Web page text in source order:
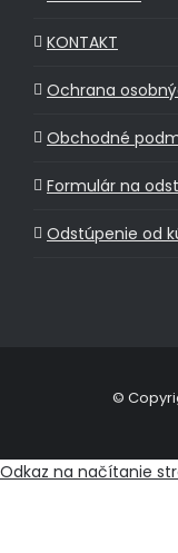
KONTAKT
Ochrana
Obchodné
Formulár na
Odstúpenie od
©
Odkaz na načítanie